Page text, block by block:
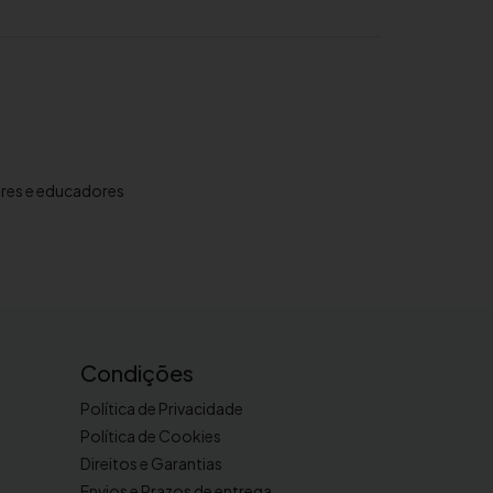
e educadores
Condições
Política de Privacidade
Política de Cookies
Direitos e Garantias